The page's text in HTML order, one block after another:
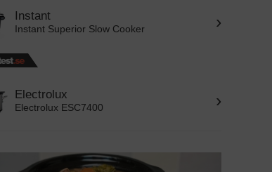
Instant
Instant Superior Slow Cooker ›
Electrolux
Electrolux ESC7400 ›